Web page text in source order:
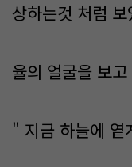
상하는것 처럼
율의 얼굴을 보
" 지금 하늘에 옅